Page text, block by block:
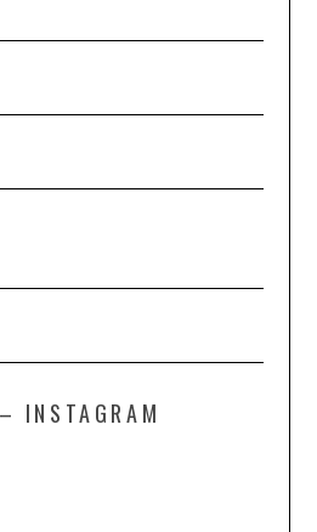
INSTAGRAM